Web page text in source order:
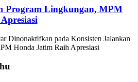
Program Lingkungan, MPM
Dinonaktifkan pada Konsisten Jalankan
Honda Jatim Raih Apresiasi